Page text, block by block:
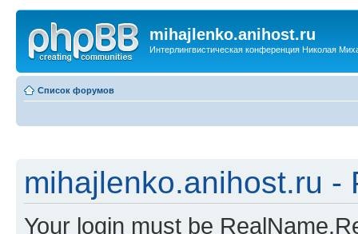
mihajlenko.anihost.ru
Интерлингвистическая конференция Николая
Список форумов
mihajlenko.anihost.ru -
Your login must be